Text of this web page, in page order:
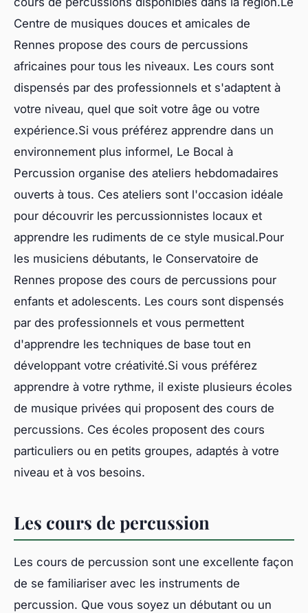
Centre de musiques douces et amicales de
Rennes propose des cours de percussions
africaines pour tous les niveaux. Les cours sont
dispensés par des professionnels et s'adaptent à
votre niveau, quel que soit votre âge ou votre
expérience.Si vous préférez apprendre dans un
environnement plus informel, Le Bocal à
Percussion organise des ateliers hebdomadaires
ouverts à tous. Ces ateliers sont l'occasion idéale
pour découvrir les percussionnistes locaux et
apprendre les rudiments de ce style musical.Pour
les musiciens débutants, le Conservatoire de
Rennes propose des cours de percussions pour
enfants et adolescents. Les cours sont dispensés
par des professionnels et vous permettent
d'apprendre les techniques de base tout en
développant votre créativité.Si vous préférez
apprendre à votre rythme, il existe plusieurs écoles
de musique privées qui proposent des cours de
percussions. Ces écoles proposent des cours
particuliers ou en petits groupes, adaptés à votre
niveau et à vos besoins.
Les cours de percussion
Les cours de percussion sont une excellente façon
de se familiariser avec les instruments de
percussion. Que vous soyez un débutant ou un